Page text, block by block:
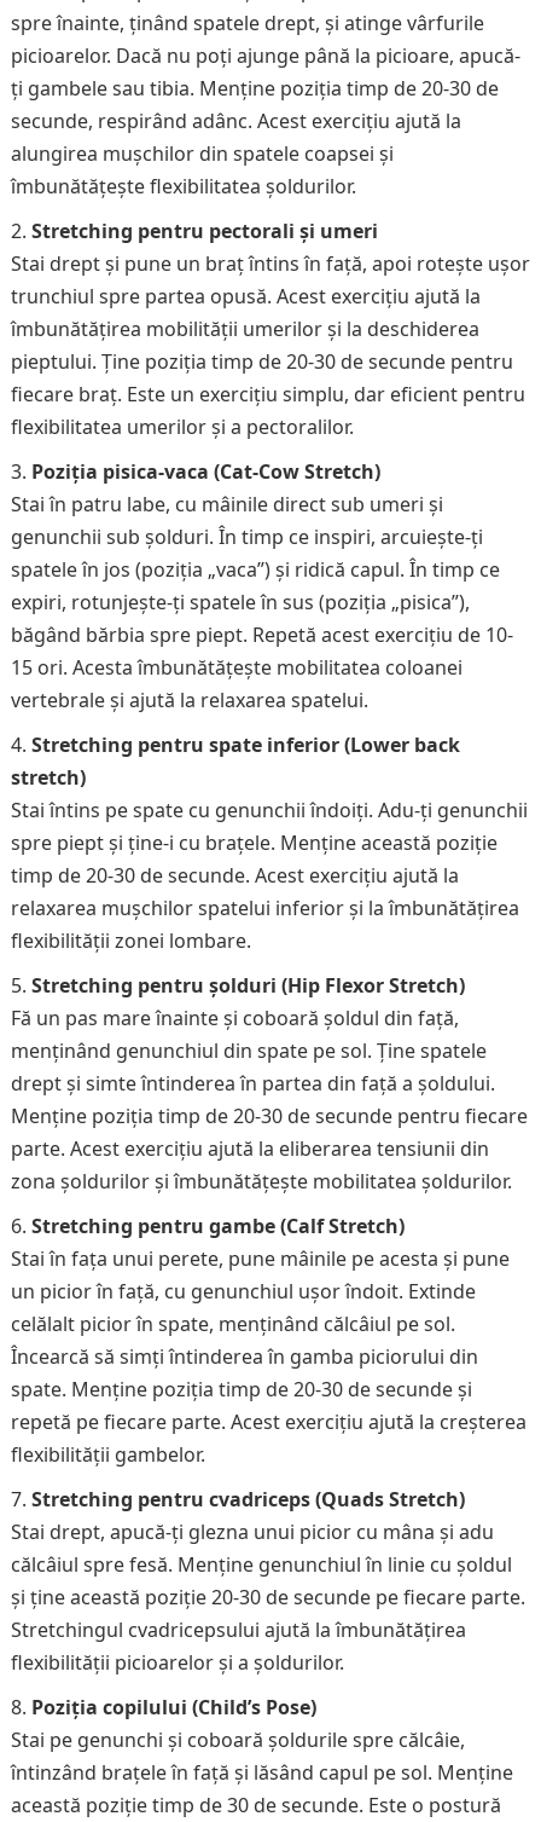
spre înainte, ținând spatele drept, și atinge vârfurile
picioarelor. Dacă nu poți ajunge până la picioare, apucă-
ți gambele sau tibia. Menține poziția timp de 20-30 de
secunde, respirând adânc. Acest exercițiu ajută la
alungirea mușchilor din spatele coapsei și
îmbunătățește flexibilitatea șoldurilor.
Stretching pentru pectorali și umeri
Stai drept și pune un braț întins în față, apoi rotește ușor
trunchiul spre partea opusă. Acest exercițiu ajută la
îmbunătățirea mobilității umerilor și la deschiderea
pieptului. Ține poziția timp de 20-30 de secunde pentru
fiecare braț. Este un exercițiu simplu, dar eficient pentru
flexibilitatea umerilor și a pectoralilor.
Poziția pisica-vaca (Cat-Cow Stretch)
Stai în patru labe, cu mâinile direct sub umeri și
genunchii sub șolduri. În timp ce inspiri, arcuiește-ți
spatele în jos (poziția „vaca”) și ridică capul. În timp ce
expiri, rotunjește-ți spatele în sus (poziția „pisica”),
băgând bărbia spre piept. Repetă acest exercițiu de 10-
15 ori. Acesta îmbunătățește mobilitatea coloanei
vertebrale și ajută la relaxarea spatelui.
Stretching pentru spate inferior (Lower back
stretch)
Stai întins pe spate cu genunchii îndoiți. Adu-ți genunchii
spre piept și ține-i cu brațele. Menține această poziție
timp de 20-30 de secunde. Acest exercițiu ajută la
relaxarea mușchilor spatelui inferior și la îmbunătățirea
flexibilității zonei lombare.
Stretching pentru șolduri (Hip Flexor Stretch)
Fă un pas mare înainte și coboară șoldul din față,
menținând genunchiul din spate pe sol. Ține spatele
drept și simte întinderea în partea din față a șoldului.
Menține poziția timp de 20-30 de secunde pentru fiecare
parte. Acest exercițiu ajută la eliberarea tensiunii din
zona șoldurilor și îmbunătățește mobilitatea șoldurilor.
Stretching pentru gambe (Calf Stretch)
Stai în fața unui perete, pune mâinile pe acesta și pune
un picior în față, cu genunchiul ușor îndoit. Extinde
celălalt picior în spate, menținând călcâiul pe sol.
Încearcă să simți întinderea în gamba piciorului din
spate. Menține poziția timp de 20-30 de secunde și
repetă pe fiecare parte. Acest exercițiu ajută la creșterea
flexibilității gambelor.
Stretching pentru cvadriceps (Quads Stretch)
Stai drept, apucă-ți glezna unui picior cu mâna și adu
călcâiul spre fesă. Menține genunchiul în linie cu șoldul
și ține această poziție 20-30 de secunde pe fiecare parte.
Stretchingul cvadricepsului ajută la îmbunătățirea
flexibilității picioarelor și a șoldurilor.
Poziția copilului (Child’s Pose)
Stai pe genunchi și coboară șoldurile spre călcâie,
întinzând brațele în față și lăsând capul pe sol. Menține
această poziție timp de 30 de secunde. Este o postură